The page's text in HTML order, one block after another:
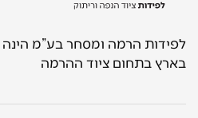
לפידות הרמה ומסחר בע”מ
בארץ בתחום ציוד ההרמה